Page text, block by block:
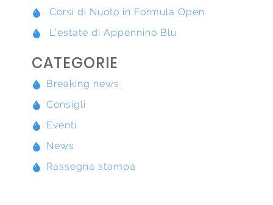
Corsi di Nuoto in Formula Open
L’estate di Appennino Blu
CATEGORIE
Breaking news
Consigli
Eventi
News
Rassegna stampa